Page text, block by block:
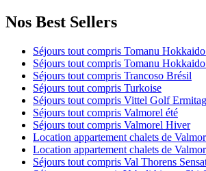
Nos Best Sellers
Séjours tout compris Tomanu
Séjours tout compris Tomanu
Séjours tout compris Trancoso Brésil
Séjours tout compris Turkoise
Séjours tout compris Vittel Golf
Séjours tout compris Valmorel été
Séjours tout compris Valmorel Hiver
Location appartement chalets de
Location appartement chalets de
Séjours tout compris Val Thorens